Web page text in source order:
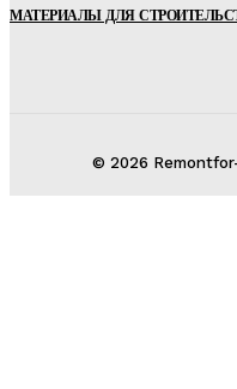
МАТЕРИАЛЫ ДЛЯ
© 2026 Remontfor-